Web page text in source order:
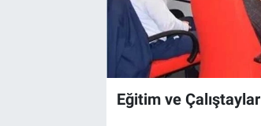
Eğitim ve Çalıştaylar